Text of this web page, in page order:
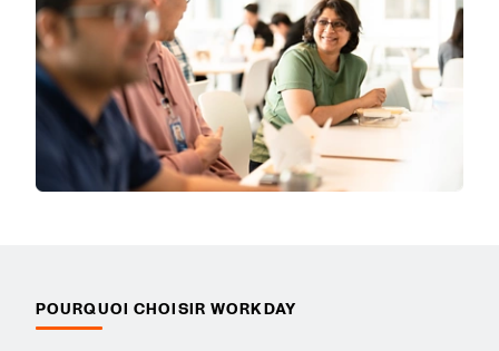
POURQUOI CHOISIR WORKDAY